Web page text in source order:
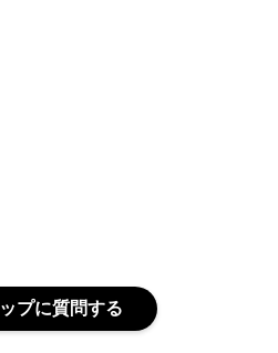
プに質問する